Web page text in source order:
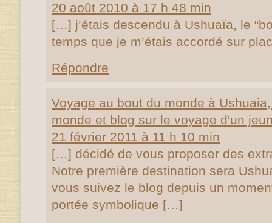
20 août 2010 à 17 h 48 min
[…] j’étais descendu à Ushuaïa, le
temps que je m’étais accordé sur
Répondre
Voyage au bout du monde à
monde et blog sur le voyage d'un
21 février 2011 à 11 h 10 min
[…] décidé de vous proposer des
Notre première destination sera
vous suivez le blog depuis un
portée symbolique […]